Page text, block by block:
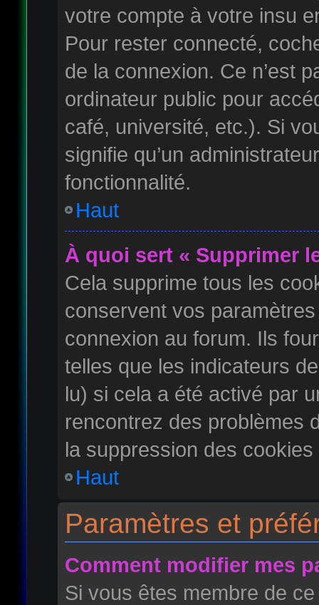
votre compte à votre insu
Pour rester connecté,
de la connexion. Ce n’est
ordinateur public pour
café, université, etc.). Si
signifie qu’un
fonctionnalité.
Haut
À quoi sert « Supprimer
Cela supprime tous les
conservent vos
connexion au forum. Ils
telles que les indicateurs
lu) si cela a été activé par
rencontrez des problèmes
la suppression des
Haut
Paramètres et
Comment modifier mes
Si vous êtes membre de